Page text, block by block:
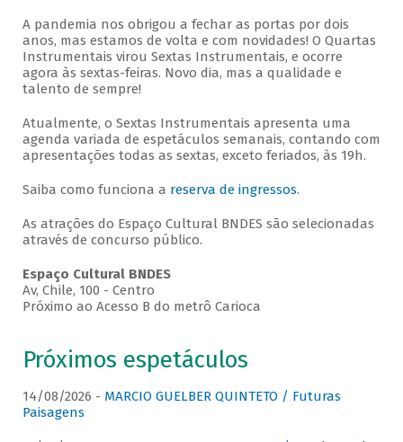
A pandemia nos obrigou a fechar as portas por dois
anos, mas estamos de volta e com novidades! O Quartas
Instrumentais virou Sextas Instrumentais, e ocorre
agora às sextas-feiras. Novo dia, mas a qualidade e
talento de sempre!
Atualmente, o Sextas Instrumentais apresenta uma
agenda variada de espetáculos semanais, contando com
apresentações todas as sextas, exceto feriados, às 19h.
Saiba como funciona a reserva de ingressos.
As atrações do Espaço Cultural BNDES são selecionadas
através de concurso público.
Espaço Cultural BNDES
Av, Chile, 100 - Centro
Próximo ao Acesso B do metrô Carioca
Próximos espetáculos
14/08/2026 - MARCIO GUELBER QUINTETO / Futuras
Paisagens